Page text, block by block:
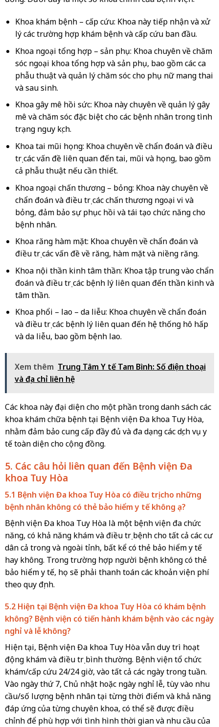
Khoa khám bệnh – cấp cứu: Khoa này tiếp nhận và xử
lý các trường hợp khám bệnh và cấp cứu ban đầu.
Khoa ngoại tổng hợp – sản phụ: Khoa chuyên về chăm
sóc ngoại khoa tổng hợp và sản phụ, bao gồm các ca
phẫu thuật và quản lý chăm sóc cho phụ nữ mang thai
và sau sinh.
Khoa gây mê hồi sức: Khoa này chuyên về quản lý gây
mê và chăm sóc đặc biệt cho các bệnh nhân trong tình
trạng nguy kịch.
Khoa tai mũi họng: Khoa chuyên về chẩn đoán và điều
trị các vấn đề liên quan đến tai, mũi và họng, bao gồm
cả phẫu thuật nếu cần thiết.
Khoa ngoại chấn thương – bỏng: Khoa này chuyên về
chẩn đoán và điều trị các chấn thương ngoại vi và
bỏng, đảm bảo sự phục hồi và tái tạo chức năng cho
bệnh nhân.
Khoa răng hàm mặt: Khoa chuyên về chẩn đoán và
điều trị các vấn đề về răng, hàm mặt và niềng răng.
Khoa nội thần kinh tâm thần: Khoa tập trung vào chẩn
đoán và điều trị các bệnh lý liên quan đến thần kinh và
tâm thần.
Khoa phổi – lao – da liễu: Khoa chuyên về chẩn đoán
và điều trị các bệnh lý liên quan đến hệ thống hô hấp
và da liễu, bao gồm bệnh lao.
Xem thêm Trung Tâm Y tế Tam Bình: Số điện thoại
và địa chỉ liên hệ
Các khoa này đại diện cho một phần trong danh sách các
khoa khám chữa bệnh tại Bệnh viện Đa khoa Tuy Hòa,
nhằm đảm bảo cung cấp đầy đủ và đa dạng các dịch vụ y
tế toàn diện cho cộng đồng.
5. Các câu hỏi liên quan đến Bệnh viện Đa
khoa Tuy Hòa
5.1 Bệnh viện Đa khoa Tuy Hòa có điều trị cho những
bệnh nhân không có thẻ bảo hiểm y tế không ạ?
Bệnh viện Đa khoa Tuy Hòa là một bệnh viện đa chức
năng, có khả năng khám và điều trị bệnh cho tất cả các cư
dân cả trong và ngoài tỉnh, bất kể có thẻ bảo hiểm y tế
hay không. Trong trường hợp người bệnh không có thẻ
bảo hiểm y tế, họ sẽ phải thanh toán các khoản viện phí
theo quy định.
5.2 Hiện tại Bệnh viện Đa khoa Tuy Hòa có khám bệnh
không? Bệnh viện có tiến hành khám bệnh vào các ngày
nghỉ và lễ không?
Hiện tại, Bệnh viện Đa khoa Tuy Hòa vẫn duy trì hoạt
động khám và điều trị bình thường. Bệnh viện tổ chức
khám/cấp cứu 24/24 giờ, vào tất cả các ngày trong tuần.
Vào ngày thứ 7, Chủ nhật hoặc ngày nghỉ lễ, tùy vào nhu
cầu/số lượng bệnh nhân tại từng thời điểm và khả năng
đáp ứng của từng chuyên khoa, có thể sẽ được điều
chỉnh để phù hợp với tình hình thời gian và nhu cầu của